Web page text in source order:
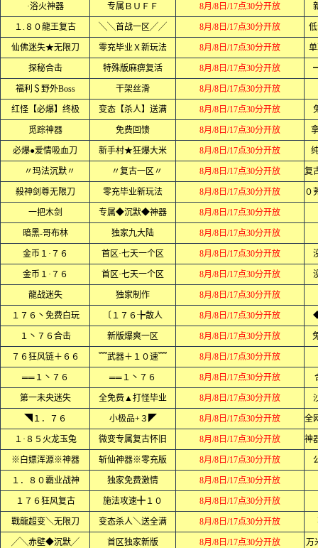
·浴火神器 专属ＢＵＦＦ 8月/8日/17点30分开放
１.８０龍王复古 ╲╲首战一区╱╱ 8月/8日/17点30分开放
仙佛迷失★无限刀 零充毕业Ｘ新玩法 8月/8日/17点30分开放
探秘合击 特殊版麻痹复活 8月/8日/17点30分开放
福利＄野外Boss 干架丝滑 8月/8日/17点30分开放
红怪【必爆】终极 变态【杀人】送满 8月/8日/17点30分开放
觅踪神器 免费回馈 8月/8日/17点30分开放
必爆●爱情吸血刀 新手村★狂爆大米 8月/8日/17点30分开放
〃玛法沉默〃 〃复古一区〃 8月/8日/17点30分开放
殺神剑尊无限刀 零充毕业新玩法 8月/8日/17点30分开放
一把木剑 专属◆沉默◆神器 8月/8日/17点30分开放
暗黑-哥布林 独家九大陆 8月/8日/17点30分开放
金币１·７６ 首区·七天一个区 8月/8日/17点30分开放
金币１·７６ 首区·七天一个区 8月/8日/17点30分开放
龍战迷失 独家制作 8月/8日/17点30分开放
１７６丶免费白玩 〔１７６╊散人 8月/8日/17点30分开放
１丶７６合击 新版爆爽一区 8月/8日/17点30分开放
７６狂风链＋６６ ﹌武器＋１０速﹌ 8月/8日/17点30分开放
══１丶７６ ══１丶７６ 8月/8日/17点30分开放
第一未央迷失 全免费▲打怪毕业 8月/8日/17点30分开放
◥１．７６ 小极品+３◤ 8月/8日/17点30分开放
１·８５火龙玉兔 微变专属复古怀旧 8月/8日/17点30分开放
※白嫖浑源※神器 斩仙神器※零充版 8月/8日/17点30分开放
１．８０霸业战神 独家免费激情 8月/8日/17点30分开放
１７６狂风复古 施法攻速╋１０ 8月/8日/17点30分开放
戰龍超变＼无限刀 变态杀人＼送全满 8月/8日/17点30分开放
╱╲赤壁◆沉默╱ 首区独家新版 8月/8日/17点30分开放 万